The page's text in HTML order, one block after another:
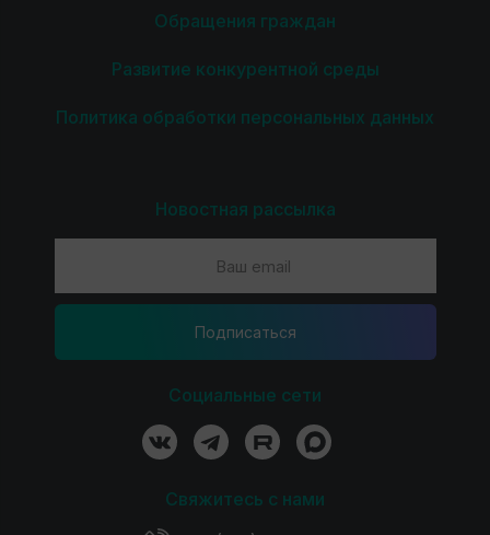
Обращения граждан
Развитие конкурентной среды
Политика обработки персональных данных
Новостная рассылка
Подпиcаться
Социальные сети
Свяжитесь с нами